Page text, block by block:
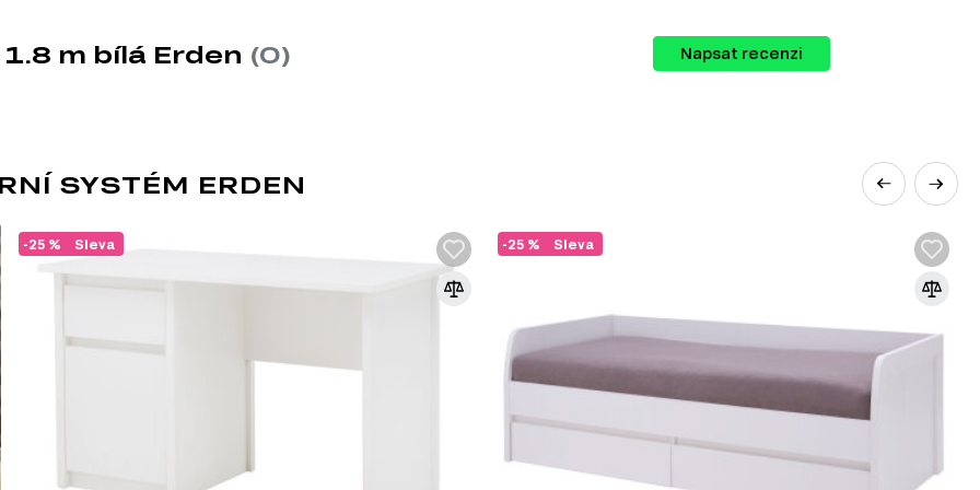
DTD (dřevotřísková deska) je jedním z nejrozšířenějších materiálů v nábytkářském
průmyslu. Vyrábí se lisováním dřevních třísek pod vysokým tlakem s přidáním
m bílá Erden (0) Napsat recenzi
SYSTÉM ERDEN
Sleva
-25 % Sleva
-25 %